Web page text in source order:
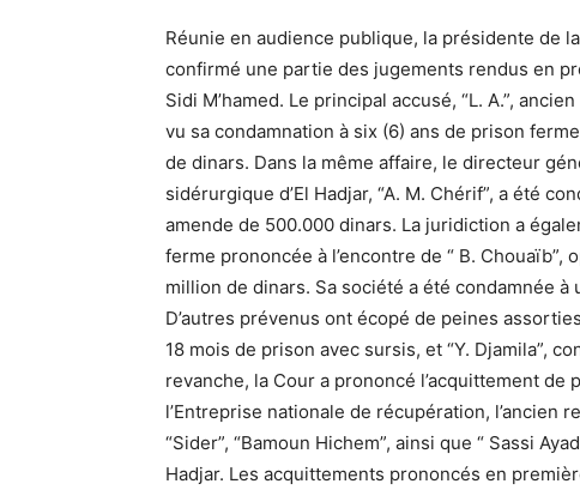
Réunie en audience publique, la présidente de
confirmé une partie des jugements rendus en
Sidi M’hamed. Le principal accusé, “L. A.”,
vu sa condamnation à six (6) ans de prison
de dinars. Dans la même affaire, le directeur
sidérurgique d’El Hadjar, “A. M. Chérif”, a été
amende de 500.000 dinars. La juridiction a
ferme prononcée à l’encontre de “ B. Chouaïb”,
million de dinars. Sa société a été condamnée
D’autres prévenus ont écopé de peines
18 mois de prison avec sursis, et “Y. Djamila”,
revanche, la Cour a prononcé l’acquittement de
l’Entreprise nationale de récupération, l’ancien
“Sider”, “Bamoun Hichem”, ainsi que “ Sassi
Hadjar. Les acquittements prononcés en